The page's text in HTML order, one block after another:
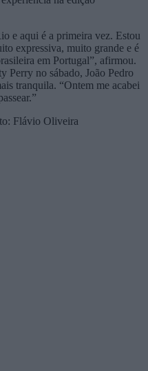
e aqui é a primeira vez. Estou
expressiva, muito grande e é
em Portugal”, afirmou.
Perry no sábado, João Pedro
tranquila. “Ontem me acabei